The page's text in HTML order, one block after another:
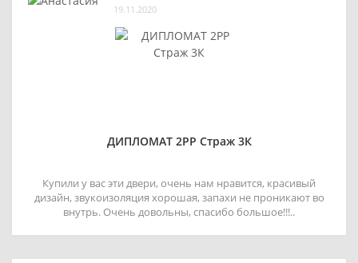
19.11.2020
ДИПЛОМАТ 2РР Страж 3К
Купили у вас эти двери, очень нам нравится, красивый
дизайн, звукоизоляция хорошая, запахи не проникают во
внутрь. Очень довольны, спасибо большое!!!..